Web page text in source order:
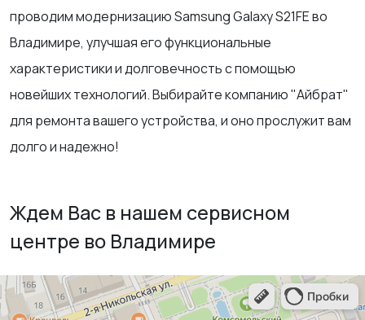
проводим модернизацию Samsung Galaxy S21FE во
Владимире, улучшая его функциональные
характеристики и долговечность с помощью
новейших технологий. Выбирайте компанию "Айбрат"
для ремонта вашего устройства, и оно прослужит вам
долго и надежно!
Ждем Вас в нашем сервисном
центре во Владимире